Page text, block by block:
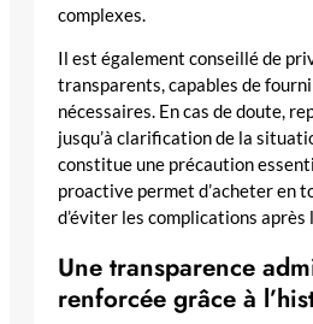
complexes.
Il est également conseillé de
transparents, capables de
nécessaires. En cas de doute,
jusqu’à clarification de la
constitue une précaution
proactive permet d’acheter en
d’éviter les complications après
Une transparence
renforcée grâce à